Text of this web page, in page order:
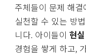
주체들이 문제 해
실천할 수 있는 방
니다. 아이들이 현
경험을 쌓게 하고,